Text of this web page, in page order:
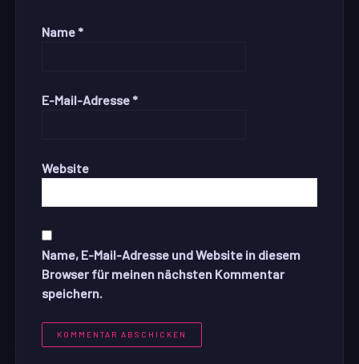
Name *
E-Mail-Adresse *
Website
Name, E-Mail-Adresse und Website in diesem
Browser für meinen nächsten Kommentar
speichern.